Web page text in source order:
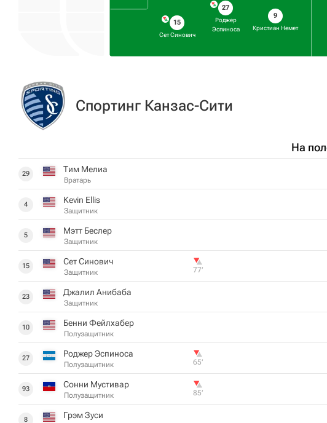
15
Сет Синович
27
Роджер
Эспиноса
9
Кристиан Немет
Спортинг Канзас-Сити
На
29 Тим Мелиа
Вратарь
4 Kevin Ellis
Защитник
5 Мэтт Беслер
Защитник
15 Сет Синович
Защитник 77‎’‎
23 Джалил Анибаба
Защитник
10 Бенни Фейлхабер
Полузащитник
27 Роджер Эспиноса
Полузащитник 65‎’‎
93 Сонни Мустивар
Полузащитник 85‎’‎
8 Грэм Зуси